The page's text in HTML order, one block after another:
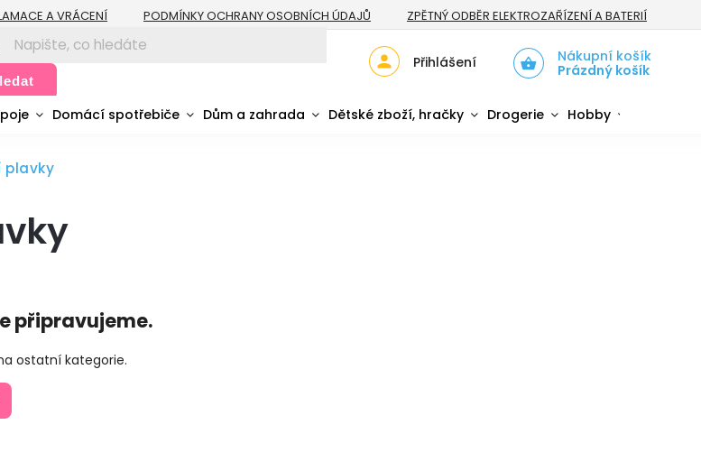
A VRÁCENÍ PODMÍNKY OCHRANY OSOBNÍCH ÚDAJŮ ZPĚTNÝ ODBĚR ELEKTROZAŘÍZENÍ A BATERIÍ
Nákupní košík
Prázdný košík
Přihlášení
Domácí spotřebiče Dům a zahrada Dětské zboží, hračky Drogerie Hobby
plavky
připravujeme.
ostatní kategorie.